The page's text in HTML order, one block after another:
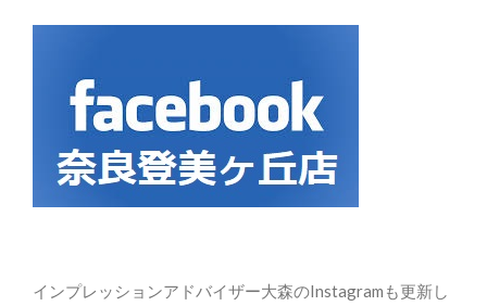
インプレッションアドバイザー大森のInstagramも更新し